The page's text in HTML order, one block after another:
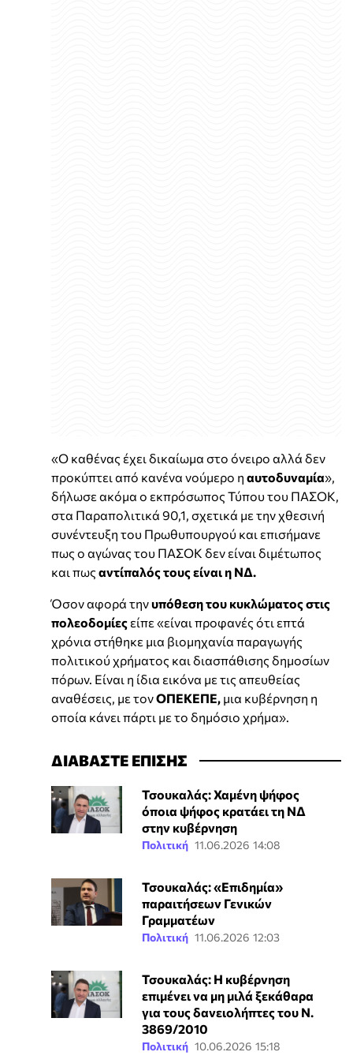
«Ο καθένας έχει δικαίωμα στο όνειρο αλλά δεν
προκύπτει από κανένα νούμερο η αυτοδυναμία»,
δήλωσε ακόμα ο εκπρόσωπος Τύπου του ΠΑΣΟΚ,
στα Παραπολιτικά 90,1, σχετικά με την χθεσινή
συνέντευξη του Πρωθυπουργού και επισήμανε
πως ο αγώνας του ΠΑΣΟΚ δεν είναι διμέτωπος
και πως αντίπαλός τους είναι η ΝΔ.
Όσον αφορά τηνυπόθεση του κυκλώματος στις
πολεοδομίες είπε «είναι προφανές ότι επτά
χρόνια στήθηκε μια βιομηχανία παραγωγής
πολιτικού χρήματος και διασπάθισης δημοσίων
πόρων. Είναι η ίδια εικόνα με τις απευθείας
αναθέσεις, με τονΟΠΕΚΕΠΕ, μια κυβέρνηση η
οποία κάνει πάρτι με το δημόσιο χρήμα».
ΔΙΑΒΑΣΤΕ ΕΠΙΣΗΣ
Τσουκαλάς: Χαμένη ψήφος
όποια ψήφος κρατάει τη ΝΔ
στην κυβέρνηση
Πολιτική 11.06.2026 14:08
Τσουκαλάς: «Επιδημία»
παραιτήσεων Γενικών
Γραμματέων
Πολιτική 11.06.2026 12:03
Τσουκαλάς: Η κυβέρνηση
επιμένει να μη μιλά ξεκάθαρα
για τους δανειολήπτες του Ν.
3869/2010
Πολιτική 10.06.2026 15:18